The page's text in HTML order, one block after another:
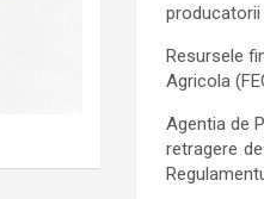
Resursele
Agricola
Agentia de
retragere